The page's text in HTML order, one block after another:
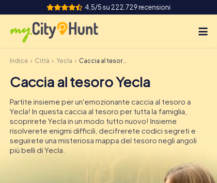
4,5/5 su 222.729 recensioni
Come funziona
Città
Tour
Team Building
Biglietti
DE
Indice Città Yecla Caccia al tesoro Yecla
Caccia al tesoro Yecla
Partite insieme per un'emozionante caccia al tesoro a
Yecla! In questa caccia al tesoro per tutta la famiglia,
scoprirete Yecla in un modo tutto nuovo! Insieme
risolverete enigmi difficili, decifrerete codici segreti e
seguirete una misteriosa mappa del tesoro negli angoli
più belli di Yecla.